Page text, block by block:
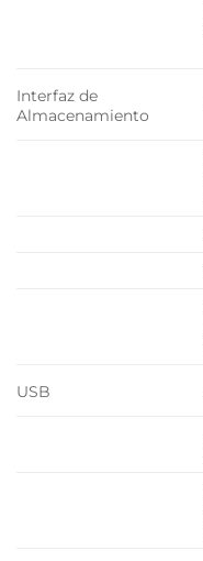
Interfaz de
Almacenamiento
USB